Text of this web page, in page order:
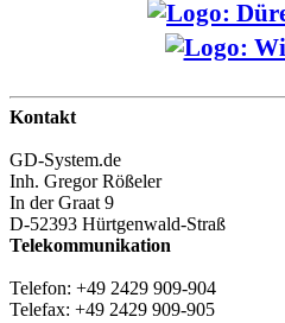
Kontakt
GD-System.de
Inh. Gregor Rößeler
In der Graat 9
D-52393 Hürtgenwald-Straß
Telekommunikation
Telefon: +49 2429 909-904
Telefax: +49 2429 909-905